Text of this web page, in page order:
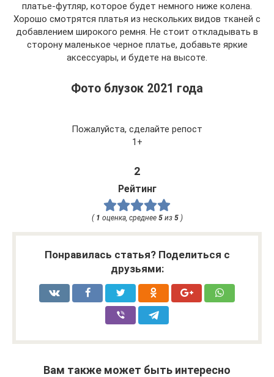
платье-футляр, которое будет немного ниже колена.
Хорошо смотрятся платья из нескольких видов тканей с
добавлением широкого ремня. Не стоит откладывать в
сторону маленькое черное платье, добавьте яркие
аксессуары, и будете на высоте.
Фото блузок 2021 года
Пожалуйста, сделайте репост
1+
2
Рейтинг
( 1 оценка, среднее 5из 5)
Понравилась статья? Поделиться с
друзьями:
Вам также может быть интересно